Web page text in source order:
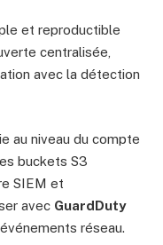
et reproductible
centralisée,
avec la détection
au niveau du compte
buckets S3
SIEM et
avec GuardDuty
réseau.